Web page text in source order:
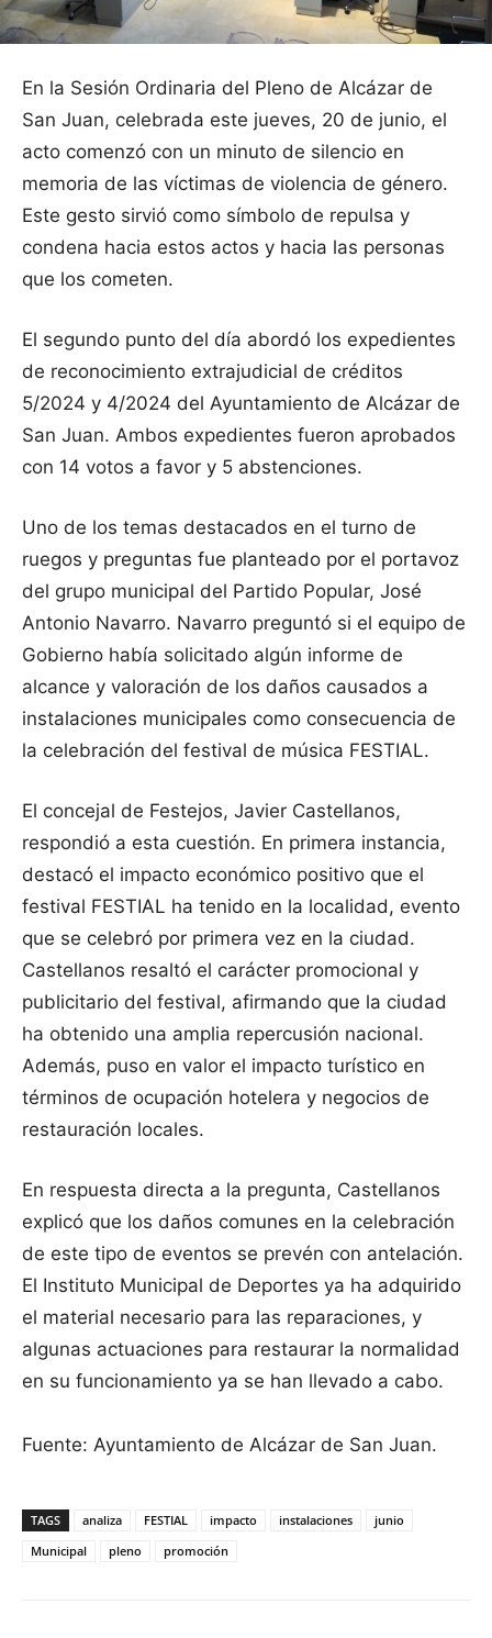
En la Sesión Ordinaria del Pleno de Alcázar de
San Juan, celebrada este jueves, 20 de junio, el
acto comenzó con un minuto de silencio en
memoria de las víctimas de violencia de género.
Este gesto sirvió como símbolo de repulsa y
condena hacia estos actos y hacia las personas
que los cometen.
El segundo punto del día abordó los expedientes
de reconocimiento extrajudicial de créditos
5/2024 y 4/2024 del Ayuntamiento de Alcázar de
San Juan. Ambos expedientes fueron aprobados
con 14 votos a favor y 5 abstenciones.
Uno de los temas destacados en el turno de
ruegos y preguntas fue planteado por el portavoz
del grupo municipal del Partido Popular, José
Antonio Navarro. Navarro preguntó si el equipo de
Gobierno había solicitado algún informe de
alcance y valoración de los daños causados a
instalaciones municipales como consecuencia de
la celebración del festival de música FESTIAL.
El concejal de Festejos, Javier Castellanos,
respondió a esta cuestión. En primera instancia,
destacó el impacto económico positivo que el
festival FESTIAL ha tenido en la localidad, evento
que se celebró por primera vez en la ciudad.
Castellanos resaltó el carácter promocional y
publicitario del festival, afirmando que la ciudad
ha obtenido una amplia repercusión nacional.
Además, puso en valor el impacto turístico en
términos de ocupación hotelera y negocios de
restauración locales.
En respuesta directa a la pregunta, Castellanos
explicó que los daños comunes en la celebración
de este tipo de eventos se prevén con antelación.
El Instituto Municipal de Deportes ya ha adquirido
el material necesario para las reparaciones, y
algunas actuaciones para restaurar la normalidad
en su funcionamiento ya se han llevado a cabo.
Fuente: Ayuntamiento de Alcázar de San Juan.
TAGS analiza FESTIAL impacto instalaciones
junio
Municipal
pleno promoción